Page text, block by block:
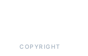
COPYRIGHT